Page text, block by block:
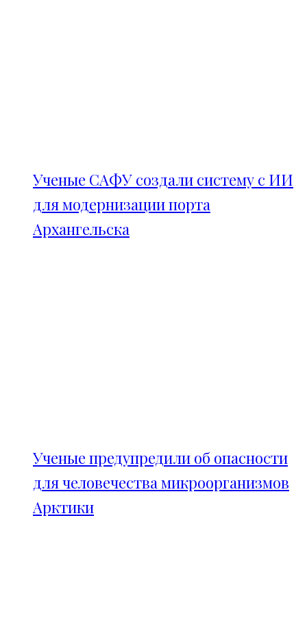
Ученые САФУ создали систему с ИИ
для модернизации порта
Архангельска
Ученые предупредили об опасности
для человечества микроорганизмов
Арктики